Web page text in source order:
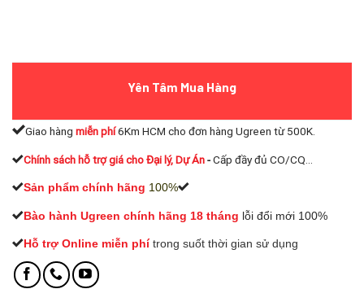
Yên Tâm Mua Hàng
Giao hàng miễn phí6Km HCM cho đơn hàng Ugreen từ 500K.
Chính sách hỗ trợ giá cho Đại lý, Dự Án-Cấp đầy đủ CO/CQ...
Sản phẩm chính hãng 100%
Bào hành Ugreen chính hãng 18 tháng lỗi đổi mới 100%
Hỗ trợ Online miễn phí trong suốt thời gian sử dụng